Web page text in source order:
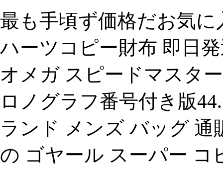
最も手頃ず価格だお気
ハーツコピー財布 即日
オメガ スピードマスタ
ロノグラフ番号付き版
ランド メンズ バッグ 通
の ゴヤール スーパー コ